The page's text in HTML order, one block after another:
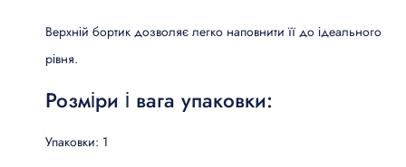
Верхній бортик дозволяє легко наповнити її до ідеального
рівня.
Розміри і вага упаковки:
Упаковки: 1